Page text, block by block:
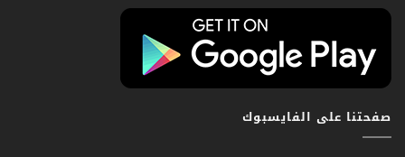
صفحتنا على الفايسبوك